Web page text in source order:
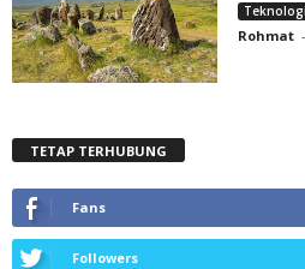
Teknologi
Rohmat -
TETAP TERHUBUNG
Fans
Followers